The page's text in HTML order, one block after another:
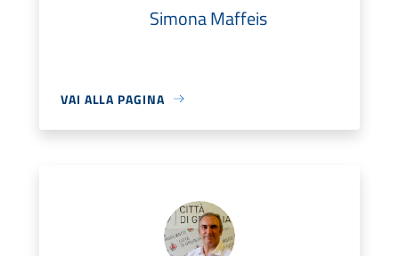
Simona Maffeis
VAI ALLA PAGINA